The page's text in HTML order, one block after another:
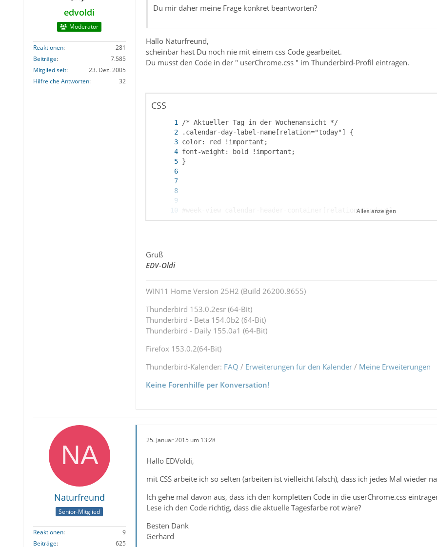
edvoldi
Moderator
Reaktionen
281
Beiträge
7.585
Mitglied seit
23. Dez. 2005
Hilfreiche Antworten
32
Du mir daher meine Frage konkret beantworten?
Hallo Naturfreund,
scheinbar hast Du noch nie mit einem css Code gearbeitet.
Du musst den Code in der " userChrome.css " im Thunderbird-Profil eintragen.
CSS
/* Aktueller Tag in der Wochenansicht */
#week-view .calendar-event-column-linebox[relation="today"] {
.calendar-month-day-box-other-month[relation="today"],
}
Alles anzeigen
Gruß
EDV-Oldi
WIN11 Home Version 25H2 (Build 26200.8655)
Thunderbird 153.0.2esr (64-Bit)
Thunderbird - Beta 154.0b2 (64-Bit)
Thunderbird - Daily 155.0a1 (64-Bit)
Firefox 153.0.2(64-Bit)
Thunderbird-Kalender: FAQ / Erweiterungen für den Kalender/ Meine Erweiterungen
Keine Forenhilfe per Konversation!
Naturfreund
Senior-Mitglied
Reaktionen
9
Beiträge
625
25. Januar 2015 um 13:28
Hallo EDVoldi,
mit CSS arbeite ich so selten (arbeiten ist vielleicht falsch), dass ich jedes Mal wieder
Ich gehe mal davon aus, dass ich den kompletten Code in die userChrome.css
Lese ich den Code richtig, dass die aktuelle Tagesfarbe rot wäre?
Besten Dank
Gerhard